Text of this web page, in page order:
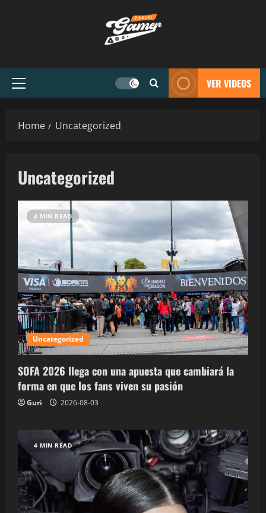
VER VIDEOS
Home Uncategorized
Uncategorized
4 MIN READ
Uncategorized
SOFA 2026 llega con una apuesta que cambiará la
forma en que los fans viven su pasión
Guri 2026-08-03
4 MIN READ